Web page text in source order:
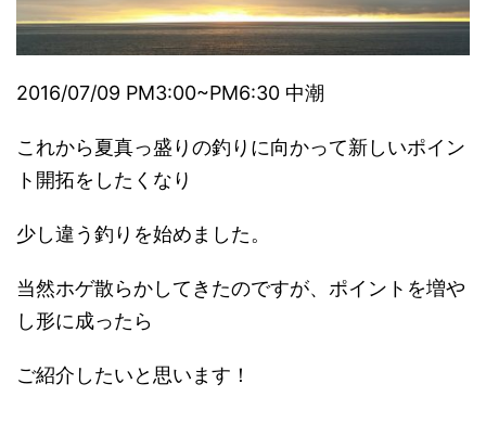
2016/07/09 PM3:00~PM6:30 中潮
これから夏真っ盛りの釣りに向かって新しいポイン
ト開拓をしたくなり
少し違う釣りを始めました。
当然ホゲ散らかしてきたのですが、ポイントを増や
し形に成ったら
ご紹介したいと思います！